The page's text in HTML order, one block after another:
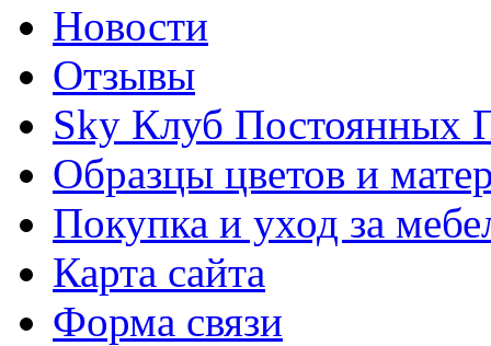
Новости
Отзывы
Sky Клуб Постоянных
Образцы цветов и
Покупка и уход за
Карта сайта
Форма связи